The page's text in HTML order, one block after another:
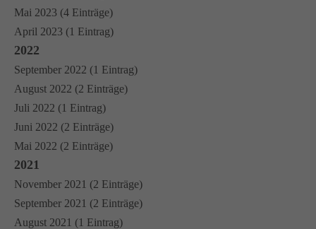
Mai 2023 (4 Einträge)
April 2023 (1 Eintrag)
2022
September 2022 (1 Eintrag)
August 2022 (2 Einträge)
Juli 2022 (1 Eintrag)
Juni 2022 (2 Einträge)
Mai 2022 (2 Einträge)
2021
November 2021 (2 Einträge)
September 2021 (2 Einträge)
August 2021 (1 Eintrag)